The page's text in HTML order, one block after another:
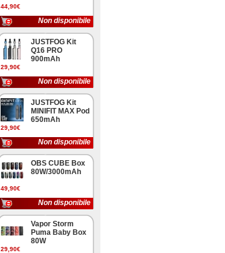
44,90€
Non disponibile
29,90€
JUSTFOG Kit
Q16 PRO
900mAh
Non disponibile
29,90€
JUSTFOG Kit
MINIFIT MAX Pod
650mAh
Non disponibile
49,90€
OBS CUBE Box
80W/3000mAh
Non disponibile
29,90€
Vapor Storm
Puma Baby Box
80W